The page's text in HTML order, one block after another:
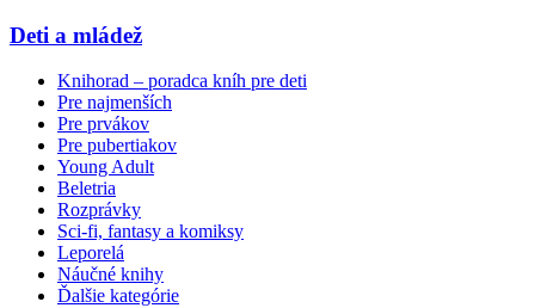
Deti a mládež
Knihorad – poradca kníh pre deti
Pre najmenších
Pre prvákov
Pre pubertiakov
Young Adult
Beletria
Rozprávky
Sci-fi, fantasy a komiksy
Leporelá
Náučné knihy
Ďalšie kategórie